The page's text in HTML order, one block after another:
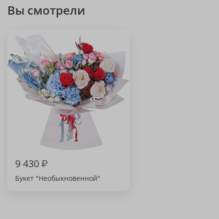
Вы смотрели
9 430₽
Букет "Необыкновенной"